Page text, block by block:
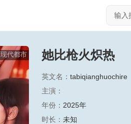
现代都市 她比枪火炽热
英文名： tabiqianghuochire
主演：
年份： 2025年
时长： 未知